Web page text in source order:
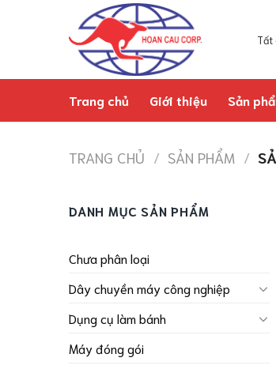
Trang chủ Giới thiệu Sản
TRANG CHỦ / SẢN PHẨM /
DANH MỤC SẢN PHẨM
Chưa phân loại
Dây chuyền máy công nghiệp
Dụng cụ làm bánh
Máy đóng gói